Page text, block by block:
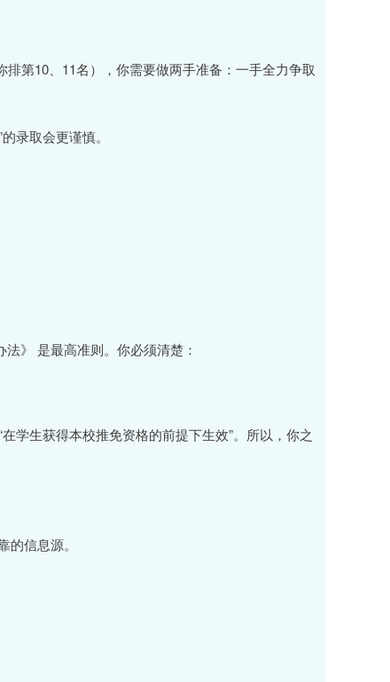
第10、11名），你需要做两手准备：一手全力争取
录取会更谨慎。
》 是最高准则。你必须清楚：
学生获得本校推免资格的前提下生效”。所以，你之
信息源。